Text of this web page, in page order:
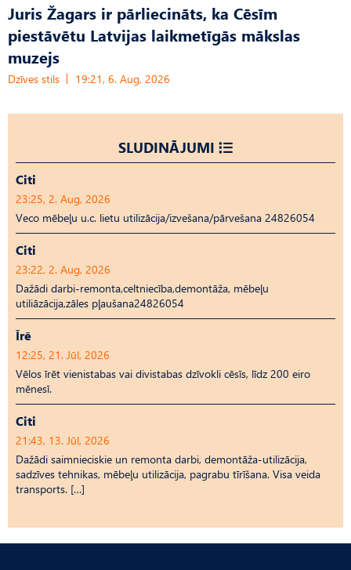
Juris Žagars ir pārliecināts, ka Cēsīm
piestāvētu Latvijas laikmetīgās mākslas
muzejs
Dzīves stils 19:21, 6. Aug, 2026
SLUDINĀJUMI
Citi
23:25, 2. Aug, 2026
Veco mēbeļu u.c. lietu utilizācija/izvešana/pārvešana 24826054
Citi
23:22, 2. Aug, 2026
Dažādi darbi-remonta,celtniecība,demontāža, mēbeļu
utiliāzācija,zāles pļaušana24826054
Īrē
12:25, 21. Jūl, 2026
Vēlos īrēt vienistabas vai divistabas dzīvokli cēsīs, līdz 200 eiro
mēnesī.
Citi
21:43, 13. Jūl, 2026
Dažādi saimnieciskie un remonta darbi, demontāža-utilizācija,
sadzīves tehnikas, mēbeļu utilizācija, pagrabu tīrīšana. Visa veida
transports. […]